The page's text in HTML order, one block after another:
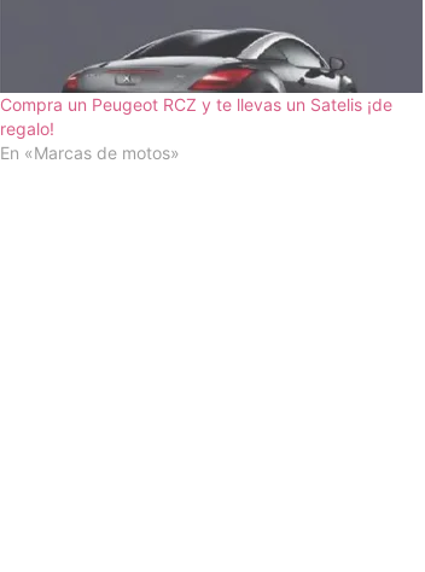
Compra un Peugeot RCZ y te llevas un Satelis ¡de
regalo!
En «Marcas de motos»